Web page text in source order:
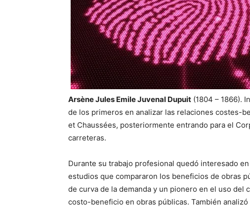
Arsène Jules Emile Juvenal Dupuit (1804 – 1866).
de los primeros en analizar las relaciones costes-
et Chaussées, posteriormente entrando para el
carreteras.
Durante su trabajo profesional quedó interesado
estudios que compararon los beneficios de obras
de curva de la demanda y un pionero en el uso
costo-beneficio en obras públicas. También